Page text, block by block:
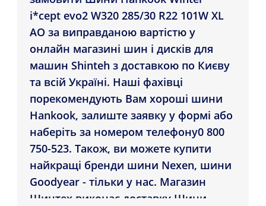
i*cept evo2 W320 285/30 R22 101W XL
AO за виправданою вартістю у
онлайн магазині шин і дисків для
машин Shinteh з доставкою по Києву
та всій Україні. Наші фахівці
порекомендують Вам хороші шини
Hankook, залиште заявку у формі або
наберіть за номером телефону0 800
750-523. Також, ви можете купити
найкращі бренди шини Nexen, шини
Goodyear - тільки у нас. Магазин
Шинтех виконає доставку Шини